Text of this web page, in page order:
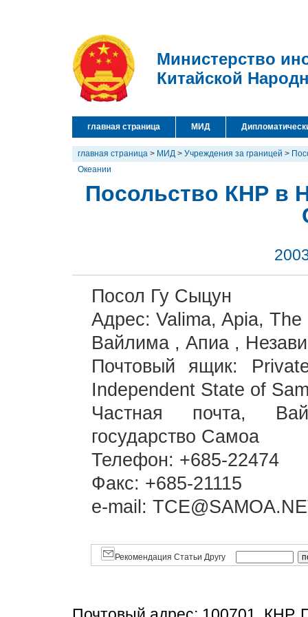
Министерство
Китайской
главная страница МИД
главная страница > МИД > Учреждения за границей >
Океании
Посольство КНР в
Посол Гу Сыцун
Адрес: Valima, Apia,
Вайлима , Апиа ,
Почтовый ящик:
Independent State of
Частная почта,
государство Самоа
Телефон: +685-22474
Факс: +685-21115
e-mail:
Рекомендация Статьи Другу